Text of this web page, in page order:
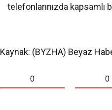
telefonlarınızda kapsamlı
Kaynak: (BYZHA) Beyaz
0 0